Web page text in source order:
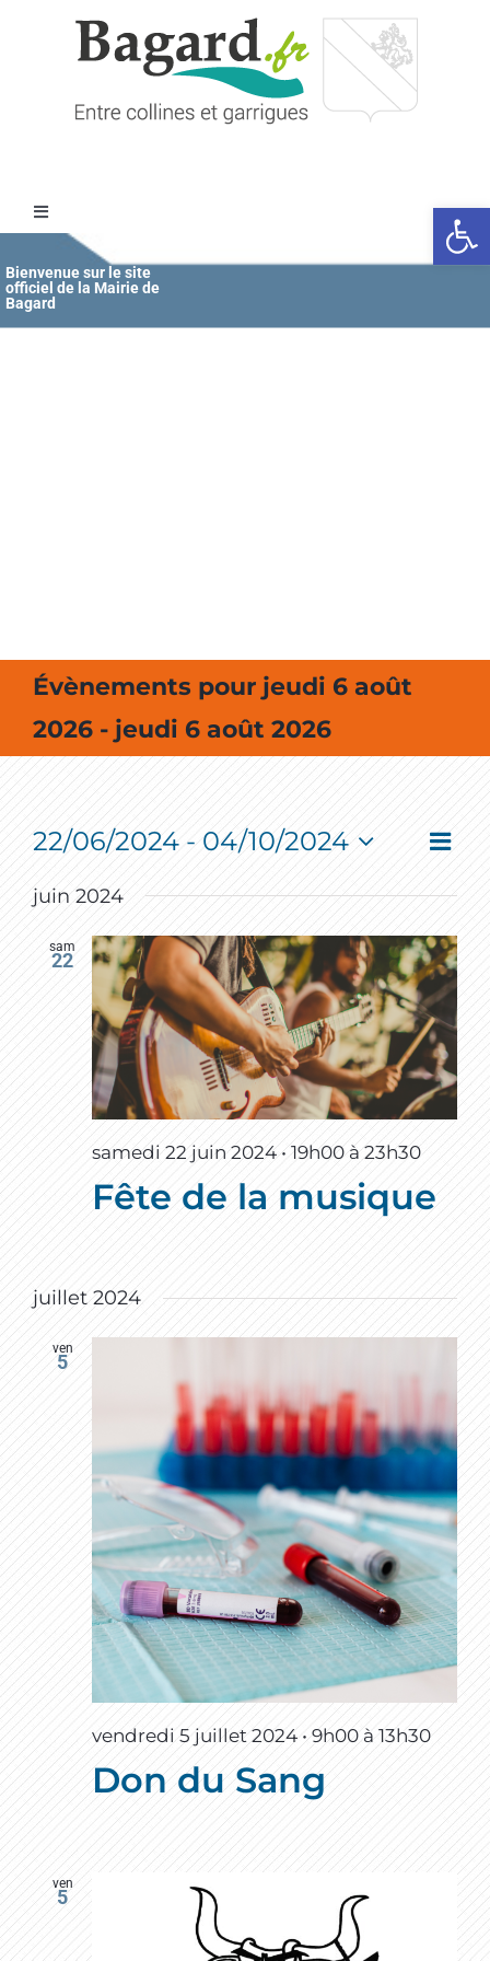
Ouvrir
Toggle
Navigation
Accueil
Bienvenue sur le site
officiel de la Mairie de
Bagard
Évènements pour jeudi 6 août
2026 - jeudi 6 août 2026
Event
Liste
22/06/2024 - 04/10/2024
Select
date.
juin 2024
sam
22
samedi 22 juin 2024 • 19h00à 23h30
Fête de la musique
juillet 2024
ven
5
vendredi 5 juillet 2024 • 9h00 à 13h30
Don du Sang
ven
5